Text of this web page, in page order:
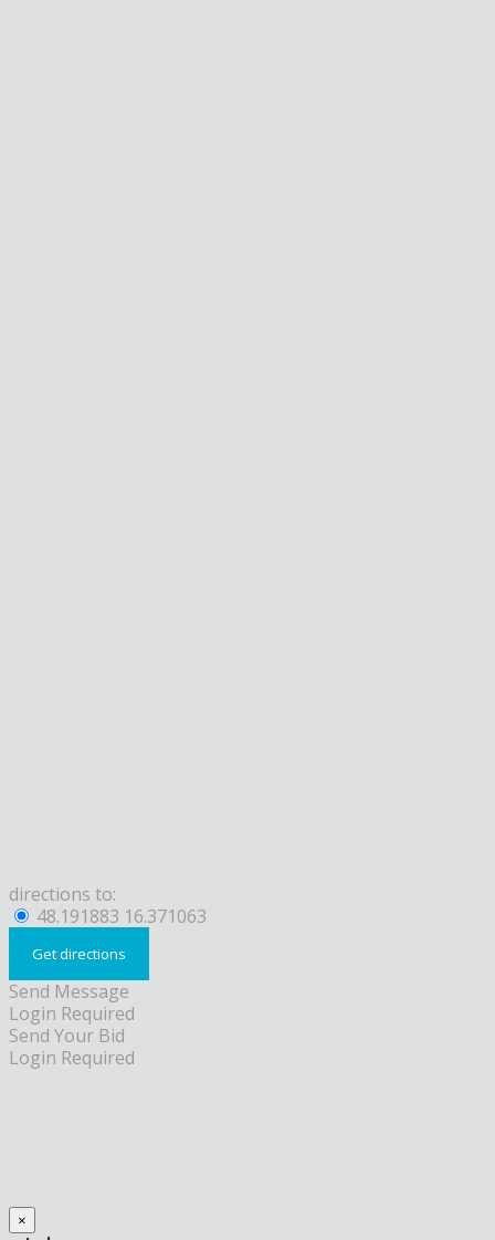
directions to:
48.191883 16.371063
Send Message
Login Required
Send Your Bid
Login Required
×